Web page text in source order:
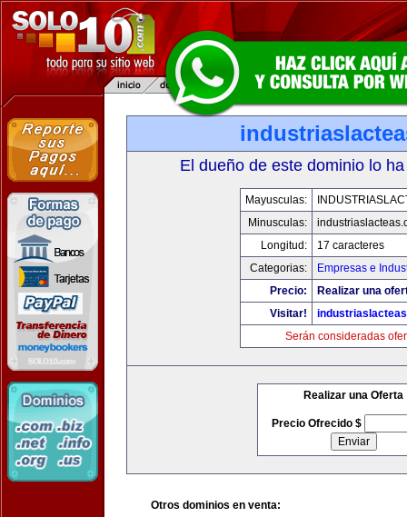
El dueño de este dominio lo
Mayusculas:
Minusculas:
Longitud:
17 caracteres
Categorias:
Empresas e
Precio:
Realizar una
Visitar!
Serán consideradas
Realizar una Oferta
Precio Ofrecido $
Otros dominios en venta: